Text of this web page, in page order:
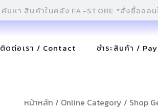
ติดต่อเรา / Contact ชำระสินค้า /
หน้าหลัก / Online Category / Shop